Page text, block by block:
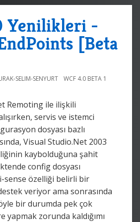
Yenilikleri -
[Beta
SELIM-SENYURT WCF 4.0 BETA 1
Remoting ile ilişkili
servis ve istemci
dosyası bazlı
Visual Studio.Net 2003
kaybolduğuna şahit
config dosyası
sense özelliği belirli bir
veriyor ama sonrasında
bir durumda pek çok
yapmak zorunda kaldığımı